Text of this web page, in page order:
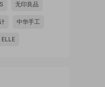
无印良品
中华手工
ELLE